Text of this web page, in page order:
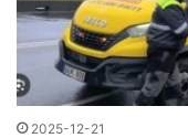
2025-12-21